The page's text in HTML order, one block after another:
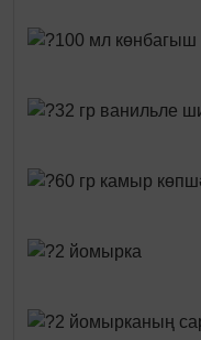
100 мл көнбагыш
32 гр ванильле
60 гр камыр
2 йомырка
2 йомырканың